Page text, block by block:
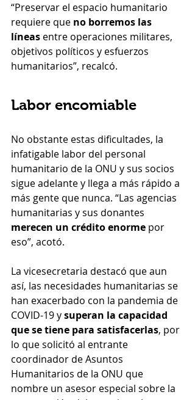
“Preservar el espacio humanitario
requiere que no borremos las
líneas entre operaciones militares,
objetivos políticos y esfuerzos
humanitarios”, recalcó.
Labor encomiable
No obstante estas dificultades, la
infatigable labor del personal
humanitario de la ONU y sus socios
sigue adelante y llega a más rápido a
más gente que nunca. “Las agencias
humanitarias y sus donantes
merecen un crédito enorme por
eso”, acotó.
La vicesecretaria destacó que aun
así, las necesidades humanitarias se
han exacerbado con la pandemia de
COVID-19 y superan la capacidad
que se tiene para satisfacerlas, por
lo que solicitó al entrante
coordinador de Asuntos
Humanitarios de la ONU que
nombre un asesor especial sobre la